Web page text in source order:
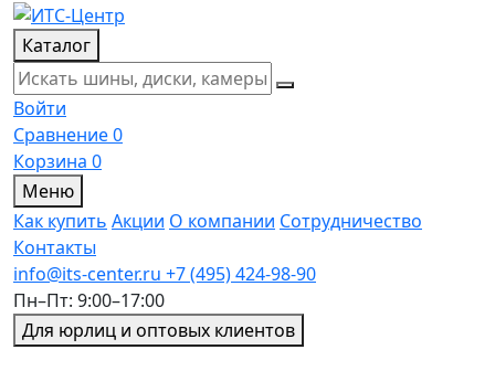
Каталог
Войти
Сравнение0
Корзина 0
Меню
Как купить Акции О компании Сотрудничество
Контакты
info@its-center.ru +7 (495) 424-98-90
Пн–Пт: 9:00–17:00
Для юрлиц и оптовых клиентов